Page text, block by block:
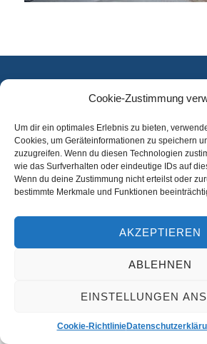
Cookie-Zustimmung
Um dir ein optimales Erlebnis zu bieten,
Cookies, um Geräteinformationen zu speichern
zuzugreifen. Wenn du diesen Technologien
wie das Surfverhalten oder eindeutige IDs auf
Wenn du deine Zustimmung nicht erteilst oder
bestimmte Merkmale und Funktionen
AKZEPTIEREN
ABLEHNEN
EINSTELLUNGEN
Cookie-Richtlinie
Datenschutzerklärung
Copyright 2018 – KV Blau - Weiß